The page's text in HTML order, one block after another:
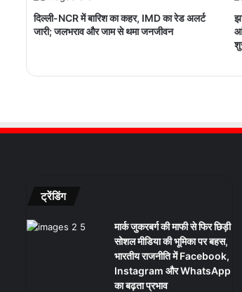
दिल्ली-NCR में बारिश का कहर, IMD का रेड अलर्ट
जारी; जलभराव और जाम से थमा जनजीवन
ट्रेंडिंग
मार्क जुकरबर्ग की माफी से फिर छिड़ी
सोशल मीडिया की भूमिका पर बहस,
भारतीय राजनीति में Facebook,
Instagram और WhatsApp
का बढ़ता प्रभाव